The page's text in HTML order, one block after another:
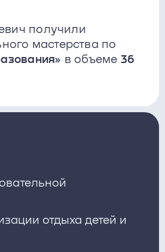
получили
мастерства по
в объеме 36
отдыха детей и